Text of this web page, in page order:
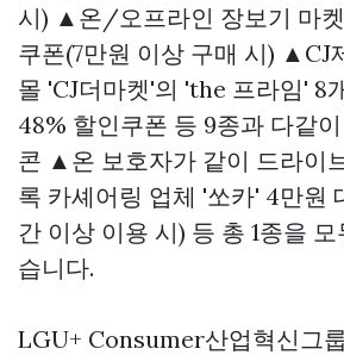
시) ▲온/오프라인 장보기 마
쿠폰(7만원 이상 구매 시) ▲CJ
몰 'CJ더마켓'의 'the 프라임' 8
48% 할인쿠폰 등 9종과 다같이
콘 ▲온 보호자가 같이 드라이
록 카셰어링 업체 '쏘카' 4만원
간 이상 이용 시) 등 총 1종을
습니다.
LGU+ Consumer산업혁신그